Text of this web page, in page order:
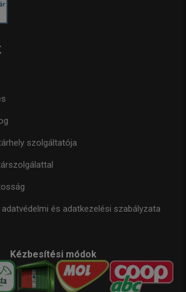
szolgáltatója
és adatkezelési szabályzata
Kézbesítési módok